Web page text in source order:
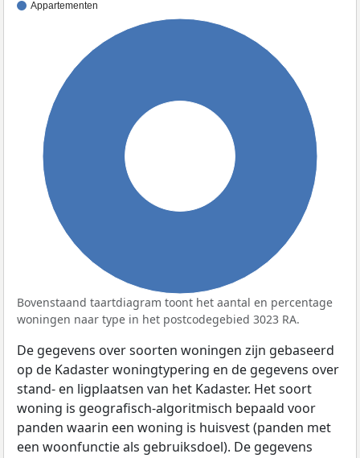
Appartementen
Bovenstaand taartdiagram toont het aantal en percentage
woningen naar type in het postcodegebied 3023 RA.
De gegevens over soorten woningen zijn gebaseerd
op de Kadaster woningtypering en de gegevens over
stand- en ligplaatsen van het Kadaster. Het soort
woning is geografisch-algoritmisch bepaald voor
panden waarin een woning is huisvest (panden met
een woonfunctie als gebruiksdoel). De gegevens